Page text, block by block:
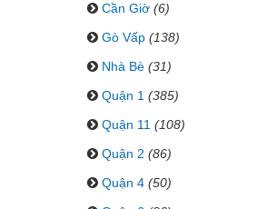
Cần Giờ (6)
Gò Vấp (138)
Nhà Bè (31)
Quận 1 (385)
Quận 11 (108)
Quận 2 (86)
Quận 4 (50)